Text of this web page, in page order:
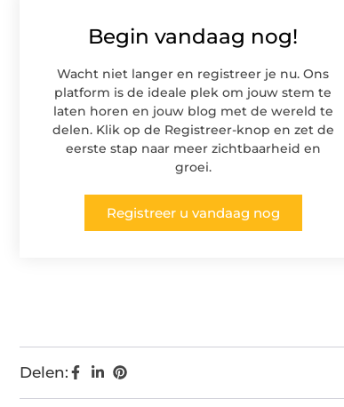
Begin vandaag nog!
Wacht niet langer en registreer je nu. Ons
platform is de ideale plek om jouw stem te
laten horen en jouw blog met de wereld te
delen. Klik op de Registreer-knop en zet de
eerste stap naar meer zichtbaarheid en
groei.
Registreer u vandaag nog
Delen: